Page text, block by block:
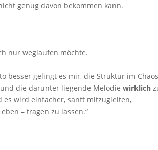
genug davon bekommen kann.
nur weglaufen möchte.
besser gelingt es mir, die Struktur im
die darunter liegende Melodiewirklich
es wird einfacher, sanft mitzugleiten,
– tragen zu lassen.“